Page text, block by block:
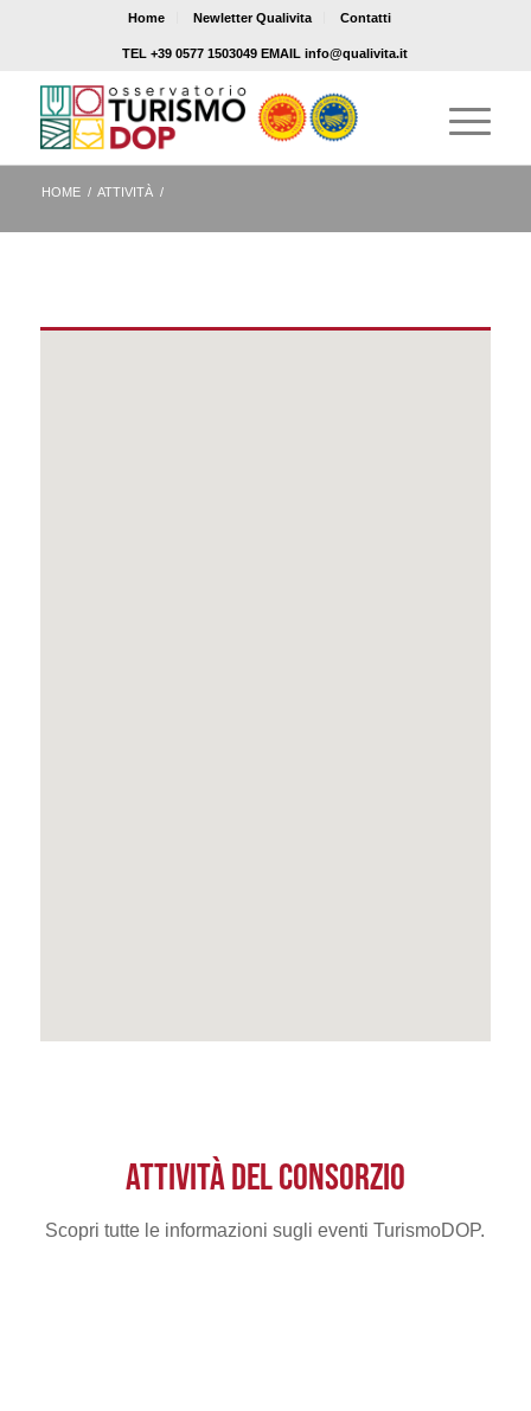
Home Newletter Qualivita Contatti
TEL +39 0577 1503049 EMAIL info@qualivita.it
HOME / ATTIVITÀ /
ATTIVITÀ DEL CONSORZIO
Scopri tutte le informazioni sugli eventi TurismoDOP.